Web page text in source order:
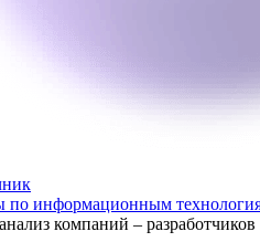
по информационным
компаний –